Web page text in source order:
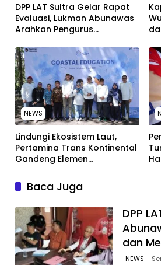
‎DPP LAT Sultra Gelar Rapat
Evaluasi, Lukman Abunawas
Arahkan Pengurus
Menyeluruh
NEWS
Lindungi Ekosistem Laut,
Pertamina Trans Kontinental
Gandeng Elemen
Kebersihan Pantai di Bitung,
Sulawesi
Baca Juga
‎DPP
dan
NEWS